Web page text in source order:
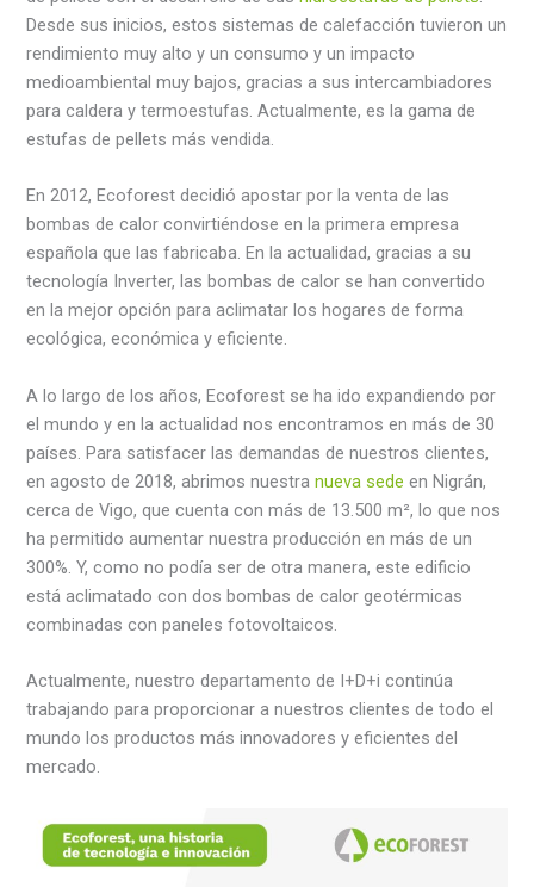
Desde sus inicios, estos sistemas de calefacción tuvieron un
rendimiento muy alto y un consumo y un impacto
medioambiental muy bajos, gracias a sus intercambiadores
para caldera y termoestufas. Actualmente, es la gama de
estufas de pellets más vendida.
En 2012, Ecoforest decidió apostar por la venta de las
bombas de calor convirtiéndose en la primera empresa
española que las fabricaba. En la actualidad, gracias a su
tecnología Inverter, las bombas de calor se han convertido
en la mejor opción para aclimatar los hogares de forma
ecológica, económica y eficiente.
A lo largo de los años, Ecoforest se ha ido expandiendo por
el mundo y en la actualidad nos encontramos en más de 30
países. Para satisfacer las demandas de nuestros clientes,
en agosto de 2018, abrimos nuestranueva sede en Nigrán,
cerca de Vigo, que cuenta con más de 13.500 m², lo que nos
ha permitido aumentar nuestra producción en más de un
300%. Y, como no podía ser de otra manera, este edificio
está aclimatado con dos bombas de calor geotérmicas
combinadas con paneles fotovoltaicos.
Actualmente, nuestro departamento de I+D+i continúa
trabajando para proporcionar a nuestros clientes de todo el
mundo los productos más innovadores y eficientes del
mercado.